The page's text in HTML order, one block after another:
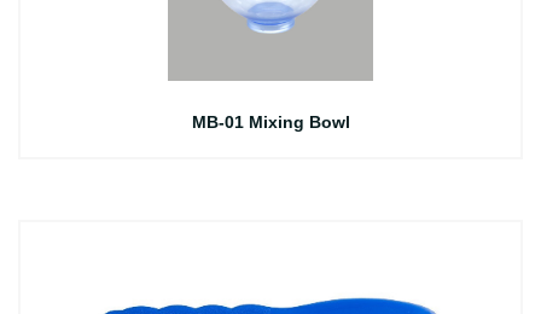
MB-01 Mixing Bowl